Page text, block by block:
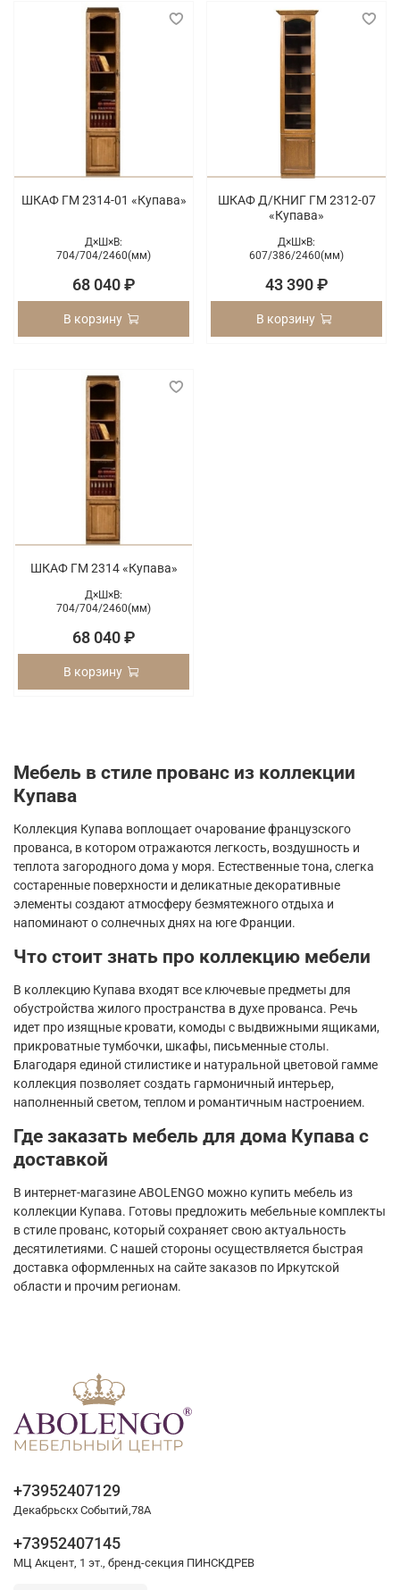
ШКАФ ГМ 2314-01 «Купава»
Д×Ш×В:
704/704/2460(мм)
68 040 ₽
В корзину
ШКАФ Д/КНИГ ГМ 2312-07
«Купава»
Д×Ш×В:
607/386/2460(мм)
43 390 ₽
В корзину
ШКАФ ГМ 2314 «Купава»
Д×Ш×В:
704/704/2460(мм)
68 040 ₽
В корзину
Мебель в стиле прованс из коллекции
Купава
Коллекция Купава воплощает очарование французского
прованса, в котором отражаются легкость, воздушность и
теплота загородного дома у моря. Естественные тона, слегка
состаренные поверхности и деликатные декоративные
элементы создают атмосферу безмятежного отдыха и
напоминают о солнечных днях на юге Франции.
Что стоит знать про коллекцию мебели
В коллекцию Купава входят все ключевые предметы для
обустройства жилого пространства в духе прованса. Речь
идет про изящные кровати, комоды с выдвижными ящиками,
прикроватные тумбочки, шкафы, письменные столы.
Благодаря единой стилистике и натуральной цветовой гамме
коллекция позволяет создать гармоничный интерьер,
наполненный светом, теплом и романтичным настроением.
Где заказать мебель для дома Купава с
доставкой
В интернет-магазине ABOLENGO можно купить мебель из
коллекции Купава. Готовы предложить мебельные комплекты
в стиле прованс, который сохраняет свою актуальность
десятилетиями. С нашей стороны осуществляется быстрая
доставка оформленных на сайте заказов по Иркутской
области и прочим регионам.
+73952407129
Декабрьскх Событий,78А
+73952407145
МЦ Акцент, 1 эт., бренд-секция ПИНСКДРЕВ